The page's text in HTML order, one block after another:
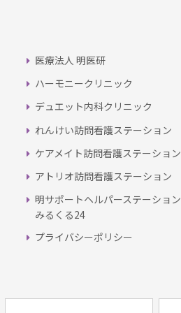
医療法人 明医研
ハーモニークリニック
デュエット内科クリニック
れんけい訪問看護ステーション
ケアメイト訪問看護ステーション
アトリオ訪問看護ステーション
明サポートヘルパーステーション
みるくる24
プライバシーポリシー